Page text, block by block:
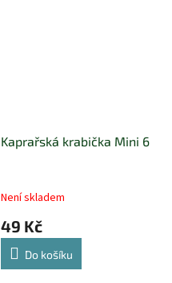
Kaprařská krabička Mini 6
Není skladem
49 Kč
Do košíku